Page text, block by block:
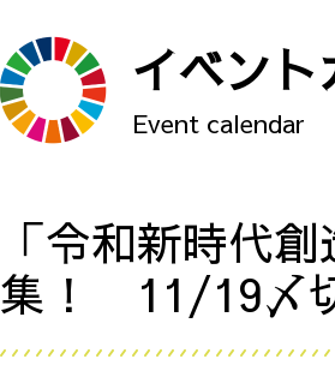
イベン
Event calendar
「令和新時代
集！ 11/19〆